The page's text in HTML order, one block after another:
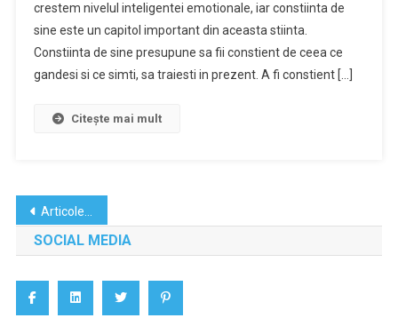
crestem nivelul inteligentei emotionale, iar constiinta de
sine este un capitol important din aceasta stiinta.
Constiinta de sine presupune sa fii constient de ceea ce
gandesi si ce simti, sa traiesti in prezent. A fi constient […]
Citește mai mult
Navigare
în
articole
Articole mai vechi
SOCIAL MEDIA